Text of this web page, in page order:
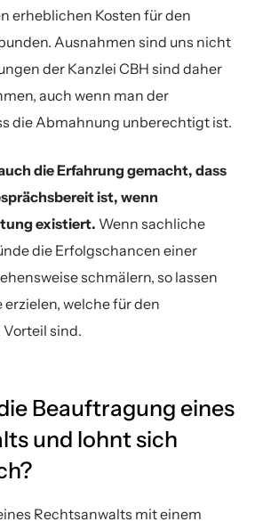
erheblichen Kosten für den
Ausnahmen sind uns nicht
der Kanzlei CBH sind daher
auch wenn man der
die Abmahnung unberechtigt ist.
die Erfahrung gemacht, dass
ist, wenn
existiert. Wenn sachliche
die Erfolgschancen einer
schmälern, so lassen
welche für den
sind.
Beauftragung eines
und lohnt sich
Rechtsanwalts mit einem